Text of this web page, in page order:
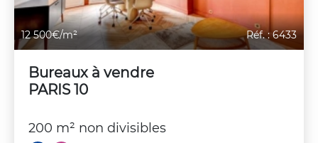
12 500€/m² Réf. : 6433
Bureaux à vendre
PARIS 10
200 m² non divisibles